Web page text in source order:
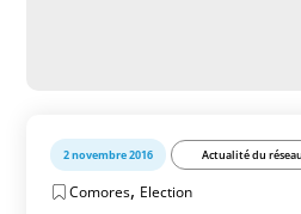
2 novembre 2016 Actualité du réseau
Comores, Election